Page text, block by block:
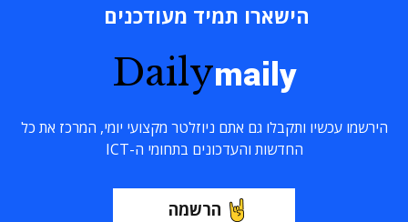
הישארו תמיד מעודכנים
Dailymaily
הירשמו עכשיו ותקבלו גם אתם ניוזלטר מקצועי יומי, המרכז את כל
החדשות והעדכונים בתחומי ה-ICT
הרשמה